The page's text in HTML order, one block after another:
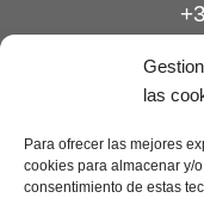
las
Para ofrecer las mejores
cookies para almacenar y/
consentimiento de estas